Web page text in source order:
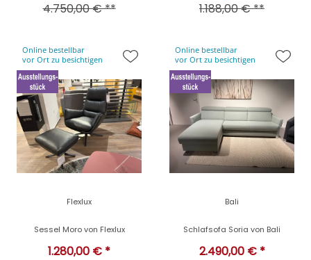
4.750,00 € **
1.188,00 € **
Online bestellbar
vor Ort zu besichtigen
Flexlux
Sessel Moro von Flexlux
1.280,00 € *
Online bestellbar
vor Ort zu besichtigen
Bali
Schlafsofa Soria von Bali
2.490,00 € *